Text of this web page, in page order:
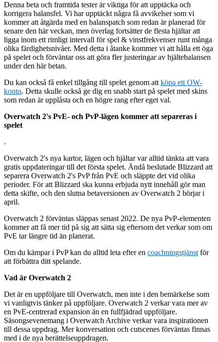
Denna beta och framtida tester är viktiga för att upptäcka och
korrigera balansfel. Vi har upptäckt några få avvikelser som vi
kommer att åtgärda med en balanspatch som redan är planerad för
senare den här veckan, men överlag fortsätter de flesta hjältar att
ligga inom ett rimligt intervall för spel & vinstfrekvenser runt många
olika färdighetsnivåer. Med detta i åtanke kommer vi att hålla ett öga
på spelet och förväntar oss att göra fler justeringar av hjältebalansen
under den här betan.
Du kan också få enkel tillgång till spelet genom att köpa ett OW-
konto. Detta skulle också ge dig en snabb start på spelet med skins
som redan är upplåsta och en högre rang efter eget val.
Overwatch 2's PvE- och PvP-lägen kommer att separeras i
spelet
.
Overwatch 2's nya kartor, lägen och hjältar var alltid tänkta att vara
gratis uppdateringar till det första spelet. Ändå beslutade Blizzard att
separera Overwatch 2's PvP från PvE och släppte det vid olika
perioder. För att Blizzard ska kunna erbjuda nytt innehåll gör man
detta skifte, och den slutna betaversionen av Overwatch 2 börjar i
april.
Overwatch 2 förväntas släppas senast 2022. De nya PvP-elementen
kommer att få mer tid på sig att sätta sig eftersom det verkar som om
PvE tar längre tid än planerat.
Om du kämpar i PvP kan du alltid leta efter en coachningstjänst för
att förbättra ditt spelande.
Vad är Overwatch 2
Det är en uppföljare till Overwatch, men inte i den bemärkelse som
vi vanligtvis tänker på uppföljare. Overwatch 2 verkar vara mer av
en PvE-centrerad expansion än en fullfjädrad uppföljare.
Säsongsevenemang i Overwatch Archive verkar vara inspirationen
till dessa uppdrag. Mer konversation och cutscenes förväntas finnas
med i de nya berättelseuppdragen.